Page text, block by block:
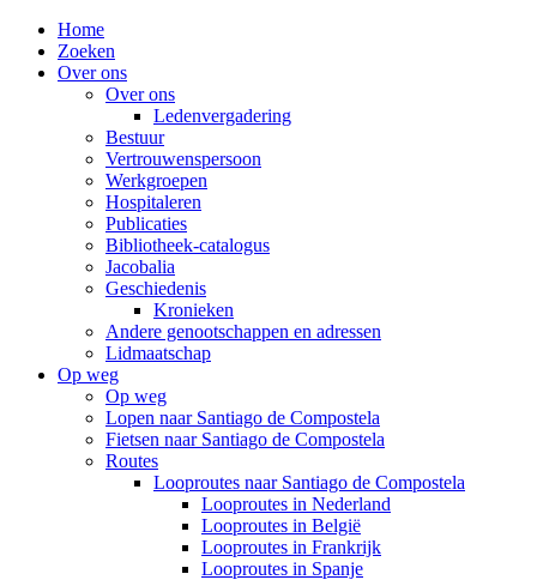
Home
Zoeken
Over ons
Over ons
Ledenvergadering
Bestuur
Vertrouwenspersoon
Werkgroepen
Hospitaleren
Publicaties
Bibliotheek-catalogus
Jacobalia
Geschiedenis
Kronieken
Andere genootschappen en adressen
Lidmaatschap
Op weg
Op weg
Lopen naar Santiago de Compostela
Fietsen naar Santiago de Compostela
Routes
Looproutes naar Santiago de Compostela
Looproutes in Nederland
Looproutes in België
Looproutes in Frankrijk
Looproutes in Spanje